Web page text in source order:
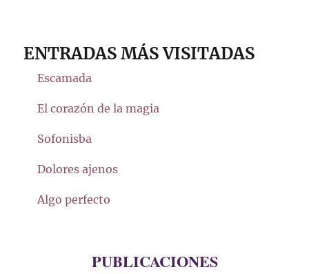
ENTRADAS MÁS VISITADAS
Escamada
El corazón de la magia
Sofonisba
Dolores ajenos
Algo perfecto
PUBLICACIONES